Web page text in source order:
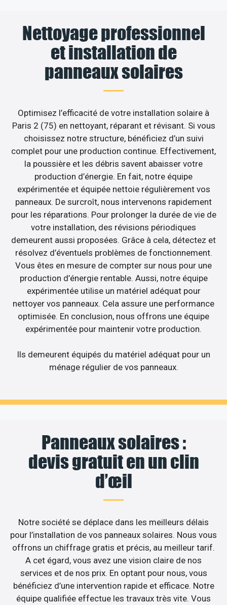
Nettoyage professionnel
et installation de
panneaux solaires
Optimisez l’efficacité de votre installation solaire à
Paris 2 (75) en nettoyant, réparant et révisant. Si vous
choisissez notre structure, bénéficiez d’un suivi
complet pour une production continue. Effectivement,
la poussière et les débris savent abaisser votre
production d’énergie. En fait, notre équipe
expérimentée et équipée nettoie régulièrement vos
panneaux. De surcroît, nous intervenons rapidement
pour les réparations. Pour prolonger la durée de vie de
votre installation, des révisions périodiques
demeurent aussi proposées. Grâce à cela, détectez et
résolvez d’éventuels problèmes de fonctionnement.
Vous êtes en mesure de compter sur nous pour une
production d’énergie rentable. Aussi, notre équipe
expérimentée utilise un matériel adéquat pour
nettoyer vos panneaux. Cela assure une performance
optimisée. En conclusion, nous offrons une équipe
expérimentée pour maintenir votre production.
Ils demeurent équipés du matériel adéquat pour un
ménage régulier de vos panneaux.
Panneaux solaires :
devis gratuit en un clin
d’œil
Notre société se déplace dans les meilleurs délais
pour l’installation de vos panneaux solaires. Nous vous
offrons un chiffrage gratis et précis, au meilleur tarif.
A cet égard, vous avez une vision claire de nos
services et de nos prix. En optant pour nous, vous
bénéficiez d’une intervention rapide et efficace. Notre
équipe qualifiée effectue les travaux très vite. Vous